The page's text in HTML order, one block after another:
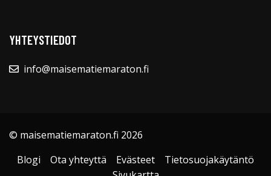
YHTEYSTIEDOT
info@maisematiemaraton.fi
© maisematiemaraton.fi 2026
Blogi
Ota yhteyttä Evästeet
Tietosuojakäytäntö